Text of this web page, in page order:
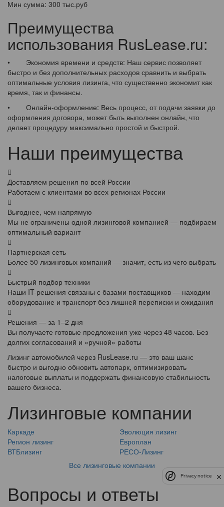
Мин сумма: 300 тыс.руб
Преимущества
использования RusLease.ru:
• Экономия времени и средств: Наш сервис позволяет
быстро и без дополнительных расходов сравнить и выбрать
оптимальные условия лизинга, что существенно экономит как
время, так и финансы.
• Онлайн-оформление: Весь процесс, от подачи заявки до
оформления договора, может быть выполнен онлайн, что
делает процедуру максимально простой и быстрой.
Наши преимущества
Доставляем решения по всей России
Работаем с клиентами во всех регионах России
Выгоднее, чем напрямую
Мы не ограничены одной лизинговой компанией — подбираем
оптимальный вариант
Партнерская сеть
Более 50 лизинговых компаний — значит, есть из чего выбрать
Быстрый подбор техники
Наши IT-решения связаны с базами поставщиков — находим
оборудование и транспорт без лишней переписки и ожидания
Решения — за 1–2 дня
Вы получаете готовые предложения уже через 48 часов. Без
долгих согласований и «ручной» работы
Лизинг автомобилей через RusLease.ru — это ваш шанс
быстро и выгодно обновить автопарк, оптимизировать
налоговые выплаты и поддержать финансовую стабильность
вашего бизнеса.
Лизинговые компании
Каркаде
Эволюция лизинг
Регион лизинг
Европлан
ВТБлизинг
РЕСО-Лизинг
Все лизинговые компании
Вопросы и ответы
Privacy notice